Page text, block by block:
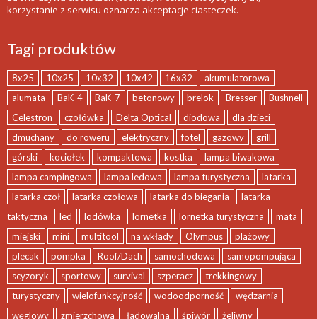
korzystanie z serwisu oznacza akceptacje ciasteczek.
Tagi produktów
8x25 10x25 10x32 10x42 16x32
akumulatorowa
alumata
BaK-4 BaK-7 betonowy brelok Bresser
Bushnell
Celestron
czołówka Delta Optical diodowa
dla dzieci
dmuchany
do roweru elektryczny fotel gazowy
grill
górski
kociołek kompaktowa kostka
lampa biwakowa
lampa campingowa
lampa ledowa lampa turystyczna
latarka
latarka czoł
latarka czołowa latarka do biegania
latarka
taktyczna
led lodówka lornetka lornetka turystyczna
mata
miejski
mini multitool na wkłady Olympus
plażowy
plecak
pompka Roof/Dach samochodowa
samopompująca
scyzoryk
sportowy survival szperacz
trekkingowy
turystyczny
wielofunkcyjność wodoodporność
wędzarnia
węglowy
zmierzchowa ładowalna śpiwór żeliwny